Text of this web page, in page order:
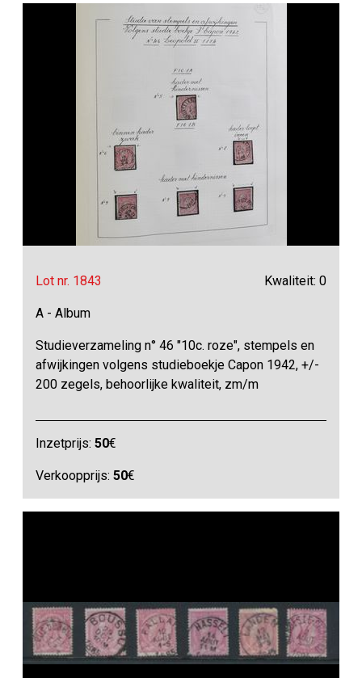
Lot nr. 1843 Kwaliteit: 0
A - Album
Studieverzameling n° 46 "10c. roze", stempels en
afwijkingen volgens studieboekje Capon 1942, +/-
200 zegels, behoorlijke kwaliteit, zm/m
Inzetprijs:50€
Verkoopprijs:50€